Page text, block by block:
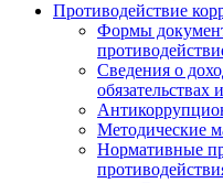
Противодействие
Формы
Сведения о
обязательствах
Методические
Нормативные